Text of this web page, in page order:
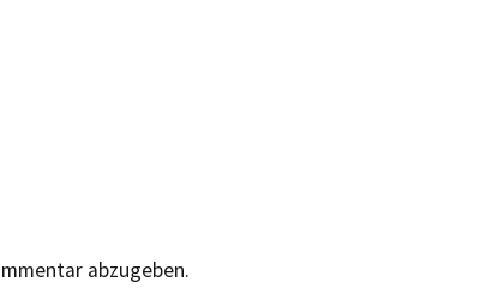
abzugeben.